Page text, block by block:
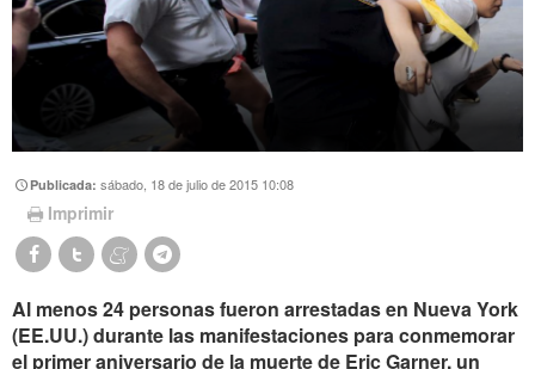
Publicada:sábado, 18 de julio de 2015 10:08
Imprimir
Al menos 24 personas fueron arrestadas en Nueva York
(EE.UU.) durante las manifestaciones para conmemorar
el primer aniversario de la muerte de Eric Garner, un